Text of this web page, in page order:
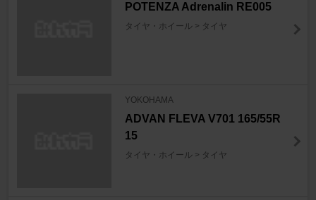
POTENZA Adrenalin RE005
タイヤ・ホイール > タイヤ
YOKOHAMA
ADVAN FLEVA V701 165/55R
15
タイヤ・ホイール > タイヤ